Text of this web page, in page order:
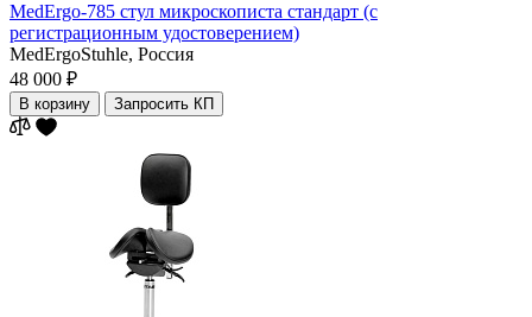
MedErgo-785 cтул микроскописта стандарт (с
регистрационным удостоверением)
MedErgoStuhle, Россия
48 000 ₽
В корзину Запросить КП